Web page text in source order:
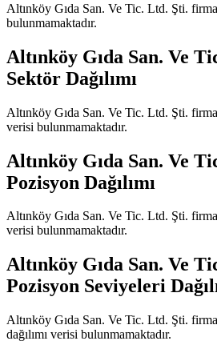
Altınköy Gıda San. Ve Tic. Ltd. Şti.
bulunmamaktadır.
Altınköy Gıda San. Ve
Sektör Dağılımı
Altınköy Gıda San. Ve Tic. Ltd. Şti.
verisi bulunmamaktadır.
Altınköy Gıda San. Ve
Pozisyon Dağılımı
Altınköy Gıda San. Ve Tic. Ltd. Şti.
verisi bulunmamaktadır.
Altınköy Gıda San. Ve
Pozisyon Seviyeleri
Altınköy Gıda San. Ve Tic. Ltd. Şti.
dağılımı verisi bulunmamaktadır.